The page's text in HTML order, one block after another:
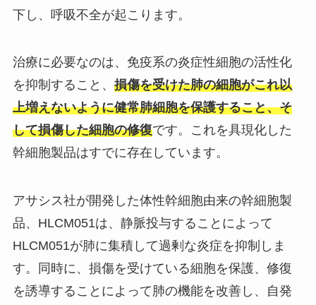
下し、呼吸不全が起こります。
治療に必要なのは、免疫系の炎症性細胞の活性化
を抑制すること、 損傷を受けた肺の細胞がこれ以
上増えないように健常肺細胞を保護すること、そ
して損傷した細胞の修復です。これを具現化した
幹細胞製品はすでに存在しています。
アサシス社が開発した体性幹細胞由来の幹細胞製
品、 HLCM051は、静脈投与することによって
HLCM051が肺に集積して過剰な炎症を抑制しま
す。同時に、損傷を受けている細胞を保護、修復
を誘導することによって肺の機能を改善し、自発